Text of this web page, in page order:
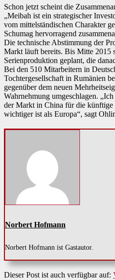
Schon jetzt scheint die
„Meibah ist ein strategischer
vom mittelständischen Charakter
Schumag hervorragend
Die technische Abstimmung der
Markt läuft bereits. Bis Mitte 2015
Serienproduktion geplant, die
Bei den 510 Mitarbeitern in
Tochtergesellschaft in Rumänien
gegenüber dem neuen
Wahrnehmung umgeschlagen.
der Markt in China für die künftige
wichtiger ist als Europa“, sagt
Norbert Hofmann
Norbert Hofmann ist Gastautor.
Dieser Post ist auch verfügbar auf: